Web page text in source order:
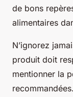
de bons
alimentaires
N’ignorez
produit doit
mentionner la